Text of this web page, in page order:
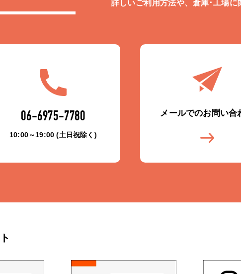
詳しいご利用方法や、倉庫･工場に
06-6975-7780
10:00～19:00 (土日祝除く)
メールでのお問い合